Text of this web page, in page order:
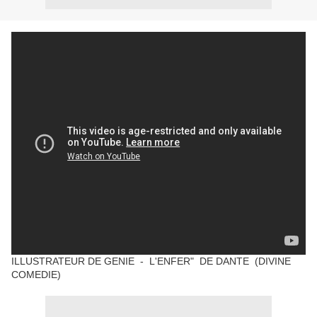
ILLUSTRATEUR DE GENIE - L'ENFER" DE DANTE (DIVINE
COMEDIE)